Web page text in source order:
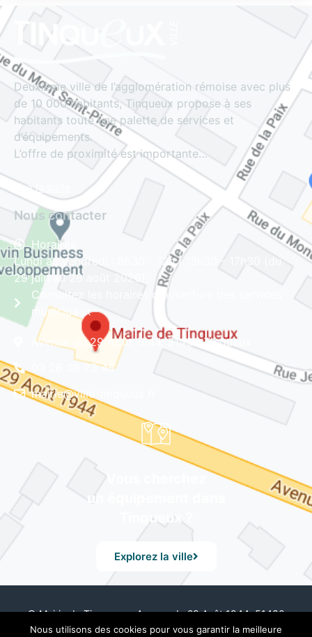
Deuxième ville de l’agglomération rémoise avec plus
de 10 000 habitants, Tinqueux propose à ses
habitants toute une palette de services et
d’équipements.
L’offre de proximité est importante…
Lire la suite
Nous contacter
Horaires
Lundi au vendredi : 8h30 - 12h | 13h30 - 17h30 (du
29 juin au 28 août 2026)
Consultez les horaires d'ouverture des services
municipaux
Avenue du 29 Août 1944, 51430 Tinqueux
03 26 08 23 45
mairie@ville-tinqueux.fr
Vous cherchez
un équipement dans
Tinqueux ?
Explorez la ville
© Mairie de Tinqueux – Avenue du 29 Août 1944, 51430
Tinqueux – Tél. 03 26 08 23 45 – Mentions Légales – Design
Nous utilisons des cookies pour vous garantir la meilleure